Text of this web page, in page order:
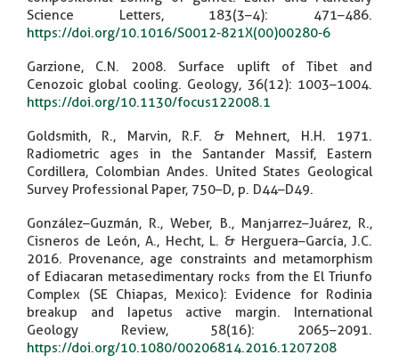
Science Letters, 183(3–4): 471–486.
https://doi.org/10.1016/S0012-821X(00)00280-6
Garzione, C.N. 2008. Surface uplift of Tibet and
Cenozoic global cooling. Geology, 36(12): 1003–1004.
https://doi.org/10.1130/focus122008.1
Goldsmith, R., Marvin, R.F. & Mehnert, H.H. 1971.
Radiometric ages in the Santander Massif, Eastern
Cordillera, Colombian Andes. United States Geological
Survey Professional Paper, 750–D, p. D44–D49.
González–Guzmán, R., Weber, B., Manjarrez–Juárez, R.,
Cisneros de León, A., Hecht, L. & Herguera–García, J.C.
2016. Provenance, age constraints and metamorphism
of Ediacaran metasedimentary rocks from the El Triunfo
Complex (SE Chiapas, Mexico): Evidence for Rodinia
breakup and Iapetus active margin. International
Geology Review, 58(16): 2065–2091.
https://doi.org/10.1080/00206814.2016.1207208